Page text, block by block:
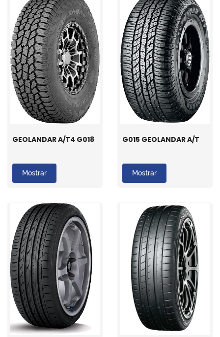
GEOLANDAR A/T4 G018
Mostrar
G015 GEOLANDAR A/T
Mostrar